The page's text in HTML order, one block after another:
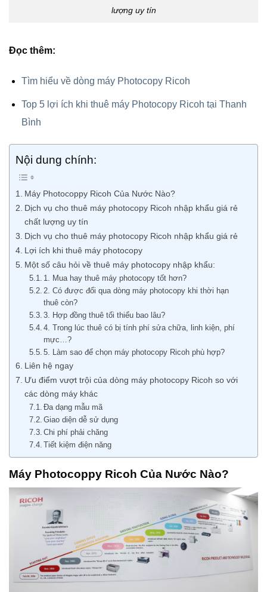
lượng uy tín
Đọc thêm:
Tìm hiểu về dòng máy Photocopy Ricoh
Top 5 lợi ích khi thuê máy Photocopy Ricoh tại Thanh
Bình
Nội dung chính:
Máy Photocoppy Ricoh Của Nước Nào?
Dịch vụ cho thuê máy photocopy Ricoh nhập khẩu giá rẻ
chất lượng uy tín
Dịch vụ cho thuê máy photocopy Ricoh nhập khẩu giá rẻ
Lợi ích khi thuê máy photocopy
Một số câu hỏi về thuê máy photocopy nhập khẩu:
1. Mua hay thuê máy photocopy tốt hơn?
2. Có được đổi qua dòng máy photocopy khi thời hạn
thuê còn?
3. Hợp đồng thuê tối thiểu bao lâu?
4. Trong lúc thuê có bị tính phí sửa chữa, linh kiện, phí
mực…?
5. Làm sao để chọn máy photocopy Ricoh phù hợp?
Liên hệ ngay
Ưu điểm vượt trội của dòng máy photocopy Ricoh so với
các dòng máy khác
Đa dạng mẫu mã
Giao diện dễ sử dụng
Chi phí phải chăng
Tiết kiệm điện năng
Máy Photocoppy Ricoh Của Nước Nào?